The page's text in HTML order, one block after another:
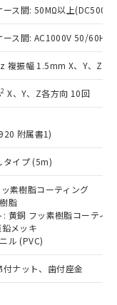
ース間: 50MΩ以上(DC500V
ース間: AC1000V 50/60Hz
複振幅 1.5mm X、Y、Z各
2 X、Y、Z各方向 10回
附属書1)
タイプ (5m)
素樹脂コーティング
脂
黄銅 フッ素樹脂コーティ
メッキ
ル (PVC)
ナット、歯付座金
の社内デー
であり、閲
庫および標
価格はお客
担当のオ
販売員に
当社販売拠
」をご確認
果を当社の
または開
。
作成サー
は、I-Web
いる必要が
以下、 カド
化ビフェニル
ニルエーテル類
ル酸ジブチル
ソブチル
器に対する
値を超える意
り、予定
Cd(カドミウ
リ臭化ビフェ
フタル酸ジ
チルベンジ
: 1000ppm
べてが基
て有害物
な影響を
門へお問
）を輸出
合は、日本
務取引許
手続きを
場合は、完
輸出されな
、ミサイ
はその他
等に一切
に販売する
内容を当
た当社は、
係者が違
合は、取
在庫あり
況につ
引先、ま
ロン制御
員にご確
庫状況の
機種